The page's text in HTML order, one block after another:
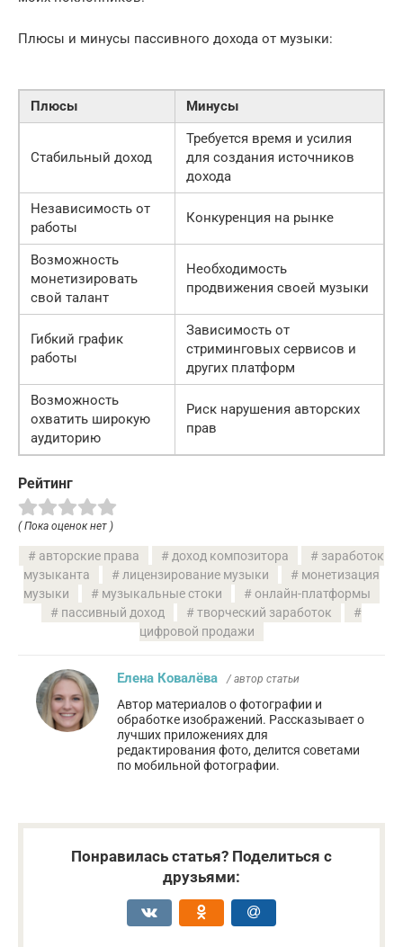
Плюсы и минусы пассивного дохода от музыки:
Плюсы Минусы
Стабильный доход
Требуется время и усилия
для создания источников
дохода
Независимость от
работы
Конкуренция на рынке
Возможность
монетизировать
свой талант
Необходимость
продвижения своей музыки
Гибкий график
работы
Зависимость от
стриминговых сервисов и
других платформ
Возможность
охватить широкую
аудиторию
Риск нарушения авторских
прав
Рейтинг
( Пока оценок нет )
авторские права доход композитора
заработок
музыканта
лицензирование музыки
монетизация
музыки
музыкальные стоки
онлайн-платформы
пассивный доход
творческий заработок
цифровой продажи
Елена Ковалёва / автор статьи
Автор материалов о фотографии и
обработке изображений. Рассказывает о
лучших приложениях для
редактирования фото, делится советами
по мобильной фотографии.
Понравилась статья? Поделиться с
друзьями: